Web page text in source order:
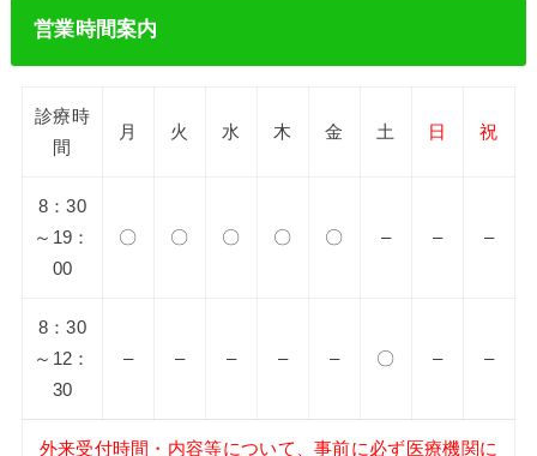
営業時間案内
診療時
間
月 火 水 木 金 土 日 祝
8：30
～19：
00
〇 〇 〇 〇 〇 – – –
8：30
～12：
30
– – – – – 〇 – –
外来受付時間・内容等について、事前に必ず医療機関に